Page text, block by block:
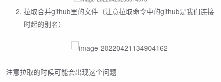
拉取合并github里的文件（注意拉取命令中的github是我们连接
时起的别名）
注意拉取的时候可能会出现这个问题